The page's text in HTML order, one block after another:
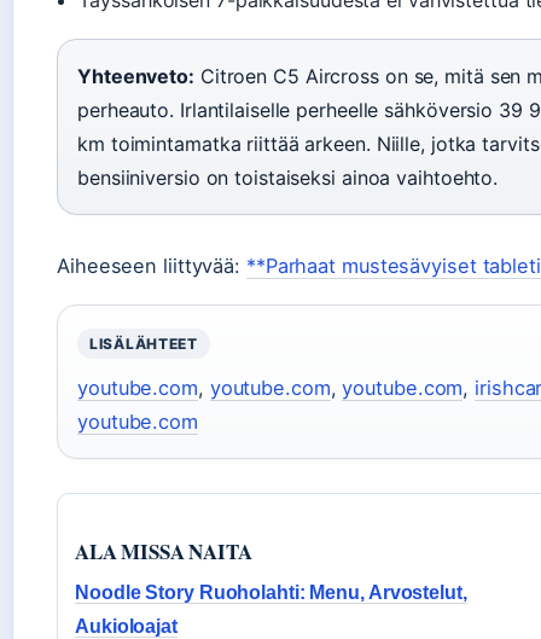
Yhteenveto: Citroen C5 Aircross on se, mitä sen
perheauto. Irlantilaiselle perheelle sähköversio 39
km toimintamatka riittää arkeen. Niille, jotka
bensiiniversio on toistaiseksi ainoa vaihtoehto.
Aiheeseen liittyvää: **Parhaat mustesävyiset
LISÄLÄHTEET
youtube.com, youtube.com,youtube.com,
youtube.com
ALA MISSA NAITA
Noodle Story Ruoholahti: Menu, Arvostelut,
Aukioloajat